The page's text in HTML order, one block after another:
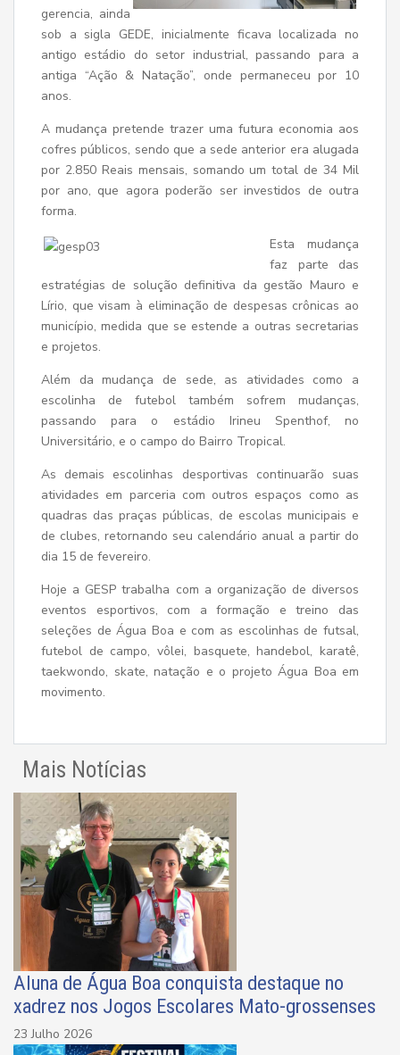
gerencia, ainda
sob a sigla GEDE, inicialmente ficava localizada no
antigo estádio do setor industrial, passando para a
antiga “Ação & Natação”, onde permaneceu por 10
anos.
A mudança pretende trazer uma futura economia aos
cofres públicos, sendo que a sede anterior era alugada
por 2.850 Reais mensais, somando um total de 34 Mil
por ano, que agora poderão ser investidos de outra
forma.
Esta mudança
faz parte das
estratégias de solução definitiva da gestão Mauro e
Lírio, que visam à eliminação de despesas crônicas ao
município, medida que se estende a outras secretarias
e projetos.
Além da mudança de sede, as atividades como a
escolinha de futebol também sofrem mudanças,
passando para o estádio Irineu Spenthof, no
Universitário, e o campo do Bairro Tropical.
As demais escolinhas desportivas continuarão suas
atividades em parceria com outros espaços como as
quadras das praças públicas, de escolas municipais e
de clubes, retornando seu calendário anual a partir do
dia 15 de fevereiro.
Hoje a GESP trabalha com a organização de diversos
eventos esportivos, com a formação e treino das
seleções de Água Boa e com as escolinhas de futsal,
futebol de campo, vôlei, basquete, handebol, karatê,
taekwondo, skate, natação e o projeto Água Boa em
movimento.
Mais Notícias
Aluna de Água Boa conquista destaque no
xadrez nos Jogos Escolares Mato-grossenses
23 Julho 2026